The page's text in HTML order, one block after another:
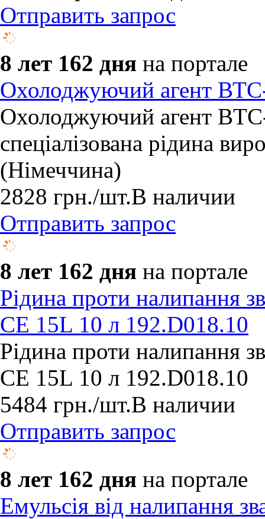
Отправить запрос
8 лет 162 дня на портале
Охолоджуючий агент ВТС-
Охолоджуючий агент
спеціалізована рідина
(Німеччина)
2828 грн./шт.В наличии
Отправить запрос
8 лет 162 дня на портале
Рідина проти налипання
CE 15L 10 л 192.D018.10
Рідина проти налипання
CE 15L 10 л 192.D018.10
5484 грн./шт.В наличии
Отправить запрос
8 лет 162 дня на портале
Емульсія від налипання